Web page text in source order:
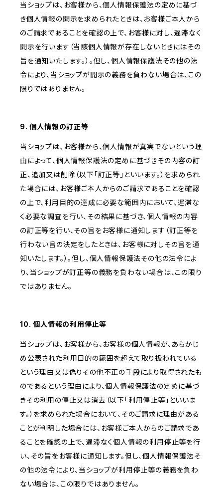
当ショップは、お客様から、個人情報保護法の定めに基づ
き個人情報の開示を求められたときは、お客様ご本人から
のご請求であることを確認の上で、お客様に対し、遅滞なく
開示を行います（当該個人情報が存在しないときにはその
旨を通知いたします。）。但し、個人情報保護法その他の法
令により、当ショップが開示の義務を負わない場合は、この
限りではありません。
9. 個人情報の訂正等
当ショップは、お客様から、個人情報が真実でないという理
由によって、個人情報保護法の定めに基づきその内容の訂
正、追加又は削除（以下「訂正等」といいます。）を求められ
た場合には、お客様ご本人からのご請求であることを確認
の上で、利用目的の達成に必要な範囲内において、遅滞な
く必要な調査を行い、その結果に基づき、個人情報の内容
の訂正等を行い、その旨をお客様に通知します（訂正等を
行わない旨の決定をしたときは、お客様に対しその旨を通
知いたします。）。但し、個人情報保護法その他の法令によ
り、当ショップが訂正等の義務を負わない場合は、この限り
ではありません。
10. 個人情報の利用停止等
当ショップは、お客様から、お客様の個人情報が、あらかじ
め公表された利用目的の範囲を超えて取り扱われている
という理由又は偽りその他不正の手段により取得されたも
のであるという理由により、個人情報保護法の定めに基づ
きその利用の停止又は消去（以下「利用停止等」といいま
す。）を求められた場合において、そのご請求に理由がある
ことが判明した場合には、お客様ご本人からのご請求であ
ることを確認の上で、遅滞なく個人情報の利用停止等を行
い、その旨をお客様に通知します。但し、個人情報保護法そ
の他の法令により、当ショップが利用停止等の義務を負わ
ない場合は、この限りではありません。